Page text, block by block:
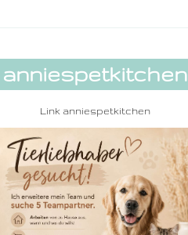
anniespetkitchen
Link anniespetkitchen